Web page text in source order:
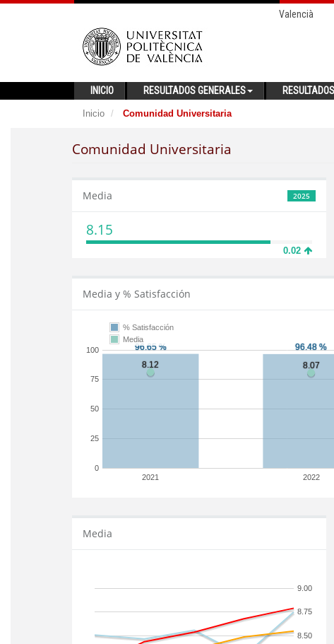
Valencià
INICIO RESULTADOS GENERALES
Inicio Comunidad Universitaria
Comunidad Universitaria
2025
Media
8.15
0.02
Media y % Satisfacción
2021 2022
0
25
50
75
100
% Satisfacción
Media
Media
8.50
8.75
9.00